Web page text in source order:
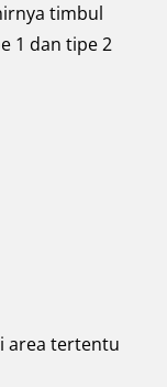
timbul
1 dan tipe 2
area tertentu